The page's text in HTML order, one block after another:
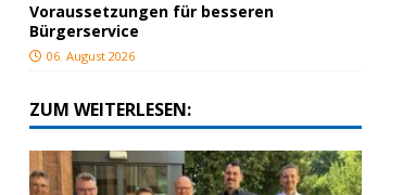
Voraussetzungen für besseren
Bürgerservice
06. August 2026
ZUM WEITERLESEN: